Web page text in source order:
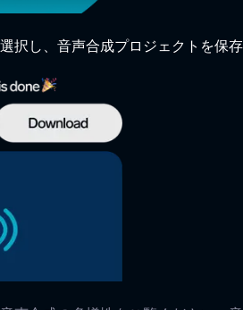
択し、音声合成プロジェクトを保存